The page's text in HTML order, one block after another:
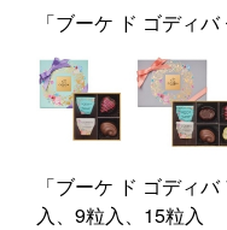
「ブーケ ド ゴディ
「ブーケ ド ゴディ
入、9粒入、15粒入